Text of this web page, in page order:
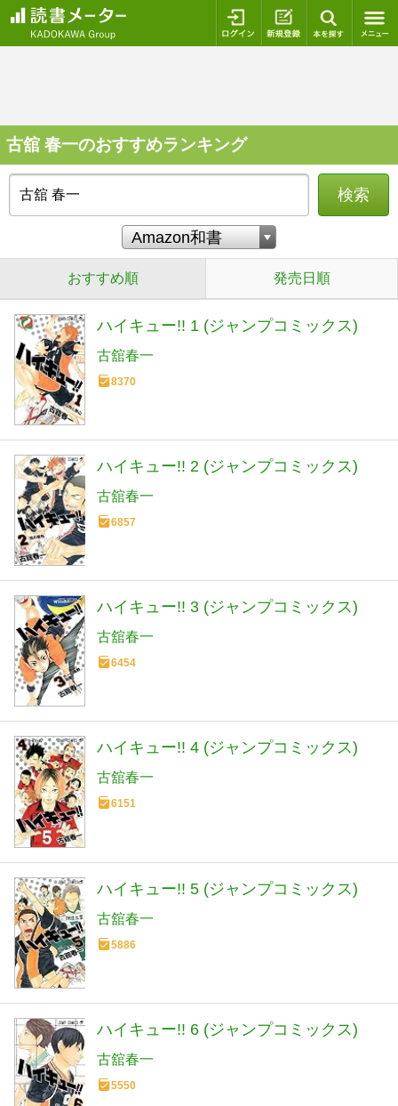
ログイン 新規登録
古舘 春一のおすすめランキング
検索
おすすめ順 発売日順
ハイキュー!! 1 (ジャンプコミックス)
古舘春一
8370
ハイキュー!! 2 (ジャンプコミックス)
古舘春一
6857
ハイキュー!! 3 (ジャンプコミックス)
古舘春一
6454
ハイキュー!! 4 (ジャンプコミックス)
古舘春一
6151
ハイキュー!! 5 (ジャンプコミックス)
古舘春一
5886
ハイキュー!! 6 (ジャンプコミックス)
古舘春一
5550